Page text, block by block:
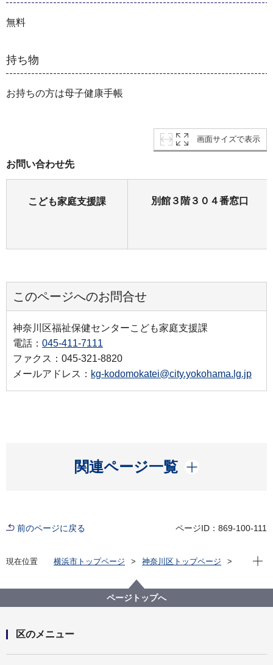
無料
持ち物
お持ちの方は母子健康手帳
画面サイズで表示
お問い合わせ先
こども家庭支援課 別館３階３０４番窓口
このページへのお問合せ
神奈川区福祉保健センターこども家庭支援課
電話： 045-411-7111
ファクス：045-321-8820
メールアドレス： kg-kodomokatei@city.yokohama.lg.jp
関連ページ一覧
開く
前のページに戻る ページID：869-100-111
現在位置 横浜市トップページ
神奈川区トップページ
現在
ページトップへ
区のメニュー